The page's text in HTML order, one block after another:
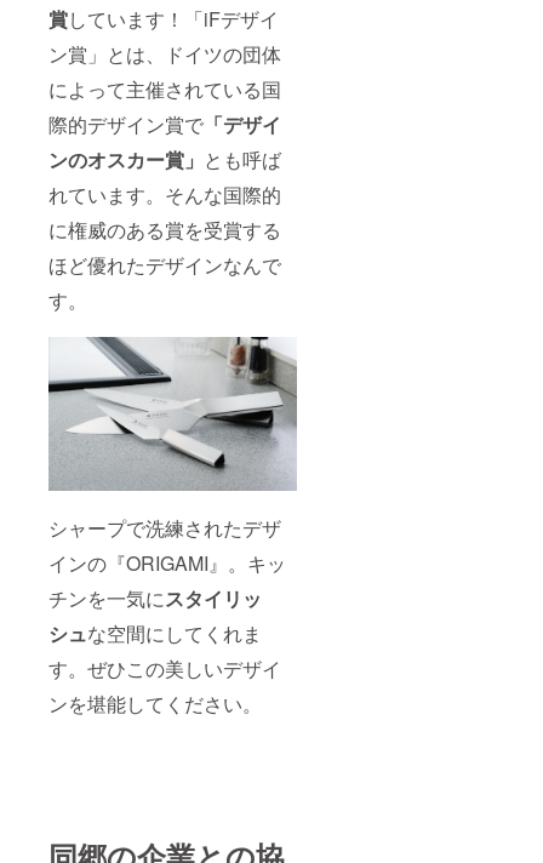
賞しています！「iFデザイ
ン賞」とは、ドイツの団体
によって主催されている国
際的デザイン賞で 「デザイ
ンのオスカー賞」 とも呼ば
れています。そんな国際的
に権威のある賞を受賞する
ほど優れたデザインなんで
す。
シャープで洗練されたデザ
インの『ORIGAMI』。キッ
チンを一気にスタイリッ
シュな空間にしてくれま
す。ぜひこの美しいデザイ
ンを堪能してください。